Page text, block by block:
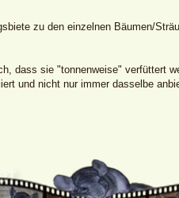
zu den einzelnen Bäumen/
dass sie "tonnenweise" verfüttert
und nicht nur immer dasselbe